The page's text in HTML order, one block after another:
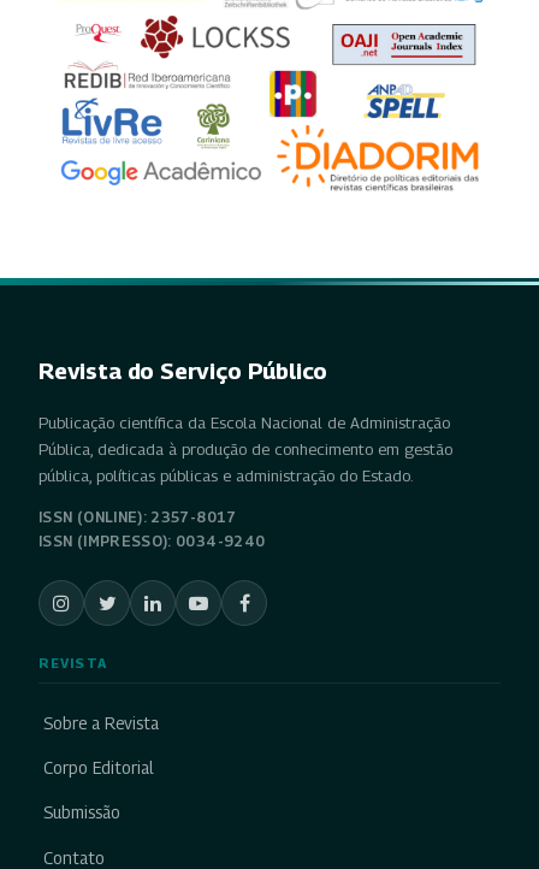
Revista do Serviço Público
Publicação científica da Escola Nacional de Administração
Pública, dedicada à produção de conhecimento em gestão
pública, políticas públicas e administração do Estado.
ISSN (ONLINE): 2357-8017
ISSN (IMPRESSO): 0034-9240
REVISTA
Sobre a Revista
Corpo Editorial
Submissão
Contato